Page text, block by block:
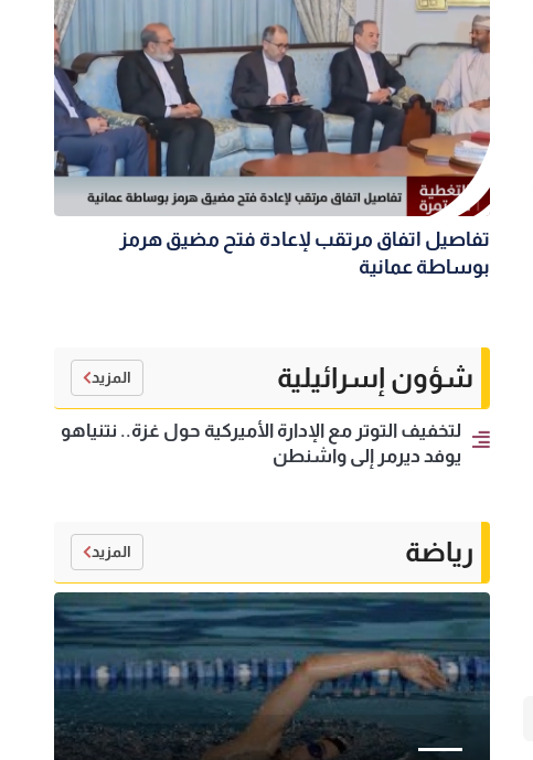
تفاصيل اتفاق مرتقب لإعادة فتح مضيق هرمز
بوساطة عمانية
شؤون إسرائيلية المزيد
لتخفيف التوتر مع الإدارة الأميركية حول غزة.. نتنياهو
يوفد ديرمر إلى واشنطن
رياضة المزيد